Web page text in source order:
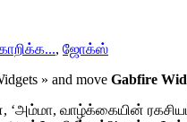
, ஜோக்ஸ்
» and move Gabfire
‘அம்மா, வாழ்க்கையின்